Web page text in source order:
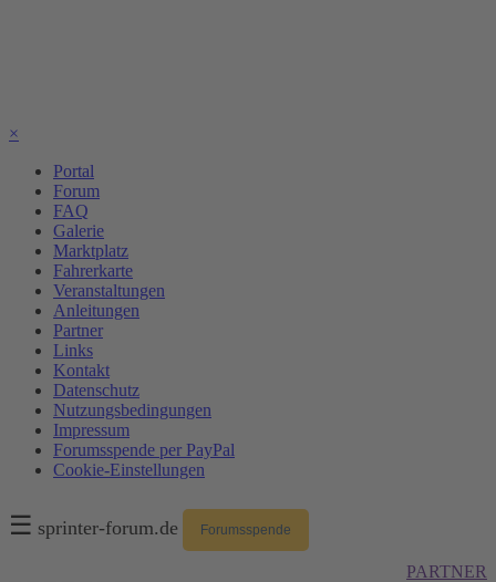
×
Portal
Forum
FAQ
Galerie
Marktplatz
Fahrerkarte
Veranstaltungen
Anleitungen
Partner
Links
Kontakt
Datenschutz
Nutzungsbedingungen
Impressum
Forumsspende per PayPal
Cookie-Einstellungen
☰ sprinter-forum.de Forumsspende
PARTNER